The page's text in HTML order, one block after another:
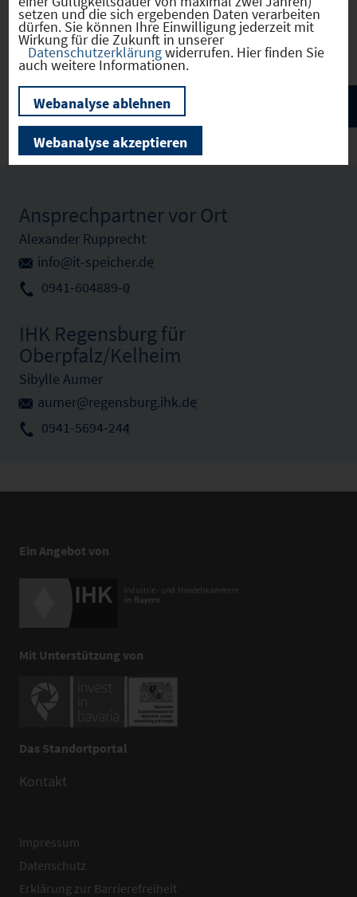
Wirtschaft in Regensburg und der Oberpfalz
zu fördern.
Ansprechpartner vor Ort
Alexander Rupprecht
info@it-speicher.de
0941-604889-0
IHK Regensburg für
Oberpfalz/Kelheim
Sibylle Aumer
aumer@regensburg.ihk.de
0941-5694-244
Ein Angebot von
Mit Unterstützung von
Das Standortportal
Kontakt
Impressum
Datenschutz
Erklärung zur Barrierefreiheit
setzen und die sich ergebenden Daten verarbeiten
dürfen. Sie können Ihre Einwilligung jederzeit mit
Wirkung für die Zukunft in unserer
Datenschutzerklärungwiderrufen. Hier finden Sie
auch weitere Informationen.
Webanalyse ablehnen
Webanalyse akzeptieren